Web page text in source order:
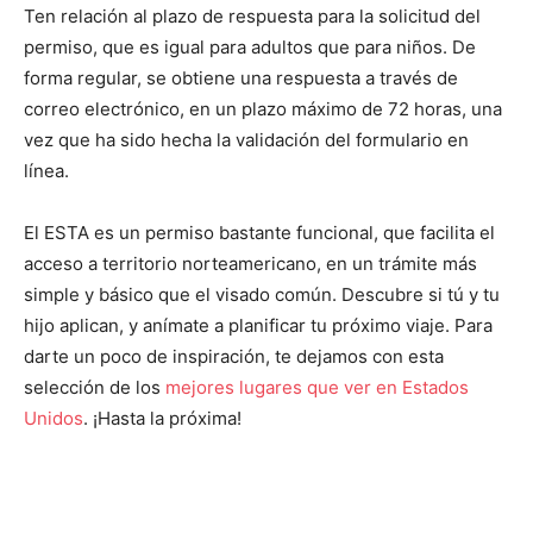
Ten relación al plazo de respuesta para la solicitud del
permiso, que es igual para adultos que para niños. De
forma regular, se obtiene una respuesta a través de
correo electrónico, en un plazo máximo de 72 horas, una
vez que ha sido hecha la validación del formulario en
línea.
El ESTA es un permiso bastante funcional, que facilita el
acceso a territorio norteamericano, en un trámite más
simple y básico que el visado común. Descubre si tú y tu
hijo aplican, y anímate a planificar tu próximo viaje. Para
darte un poco de inspiración, te dejamos con esta
selección de los mejores lugares que ver en Estados
Unidos. ¡Hasta la próxima!